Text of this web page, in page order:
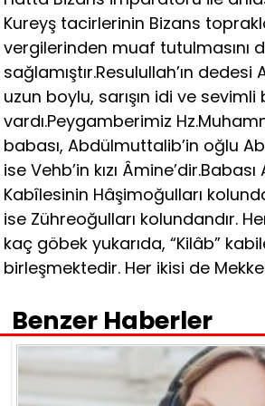
Kureyş tacirlerinin Bizans
vergilerinden muaf tutulmasını
sağlamıştır.Resulullah’ın
uzun boylu, sarışın idi ve sevimli
vardı.Peygamberimiz
babası, Abdülmuttalib’in oğlu
ise Vehb’in kızı
Kabîlesinin Hâşimoğulları
ise Zühreoğulları kolundandır.
kaç göbek yukarıda, “Kilâb”
birleşmektedir. Her ikisi de
Benzer Haberler